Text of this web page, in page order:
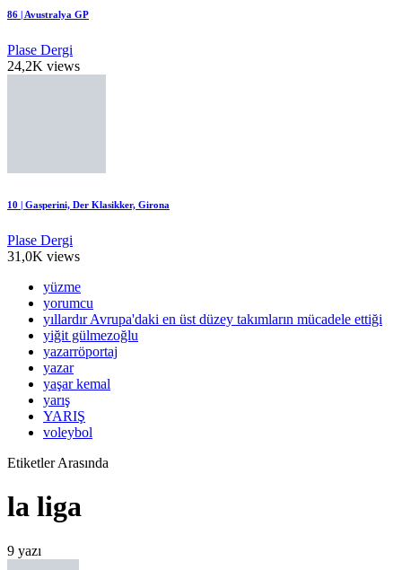
86 | Avustralya GP
Plase Dergi
24,2K views
10 | Gasperini, Der Klasikker, Girona
Plase Dergi
31,0K views
yüzme
yorumcu
yıllardır Avrupa'daki en üst düzey takımların mücadele ettiği
yiğit gülmezoğlu
yazarröportaj
yazar
yaşar kemal
yarış
YARIŞ
voleybol
Etiketler Arasında
la liga
9 yazı